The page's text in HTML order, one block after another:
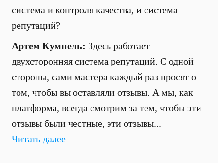
система и контроля качества, и система
репутаций?
Артем Кумпель: Здесь работает
двухсторонняя система репутаций. С одной
стороны, сами мастера каждый раз просят о
том, чтобы вы оставляли отзывы. А мы, как
платформа, всегда смотрим за тем, чтобы эти
отзывы были честные, эти отзывы...
Читать далее